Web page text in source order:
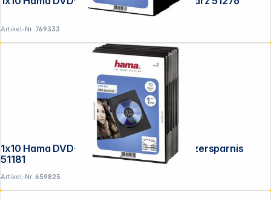
Artikel-Nr.:769333
1x10 Hama DVD-Leerhülle Slim 50% Platzersparnis
51181
Artikel-Nr.:659825